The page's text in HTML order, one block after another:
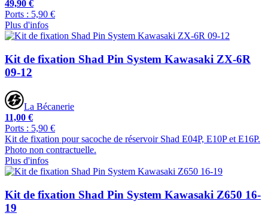
49,90 €
Ports : 5,90 €
Plus d'infos
Kit de fixation Shad Pin System Kawasaki ZX-6R
09-12
La Bécanerie
11,00 €
Ports : 5,90 €
Kit de fixation pour sacoche de réservoir Shad E04P, E10P et E16P.
Photo non contractuelle.
Plus d'infos
Kit de fixation Shad Pin System Kawasaki Z650 16-
19